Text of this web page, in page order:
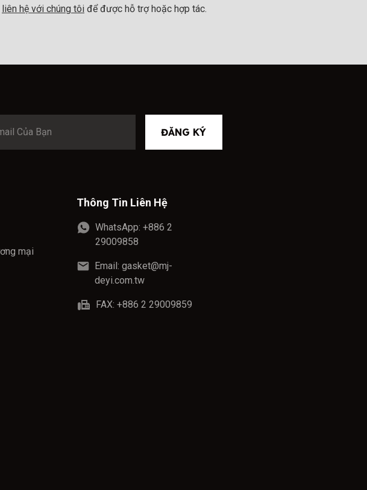
liên hệ với chúng tôi để được hỗ trợ hoặc hợp tác.
ĐĂNG KÝ
mại
Thông Tin Liên Hệ
WhatsApp: +886 2
29009858
Email: gasket@mj-
deyi.com.tw
FAX: +886 2 29009859